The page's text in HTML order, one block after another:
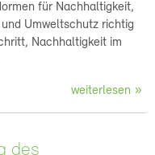
für Nachhaltigkeit,
Umweltschutz richtig
Nachhaltigkeit im
weiterlesen
des